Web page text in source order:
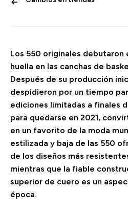
Los 550 originales debutaron
huella en las canchas de
Después de su producción
despidieron por un tiempo
ediciones limitadas a finales
para quedarse en 2021,
en un favorito de la moda
estilizada y baja de las 550
de los diseños más
mientras que la fiable
superior de cuero es un
época.